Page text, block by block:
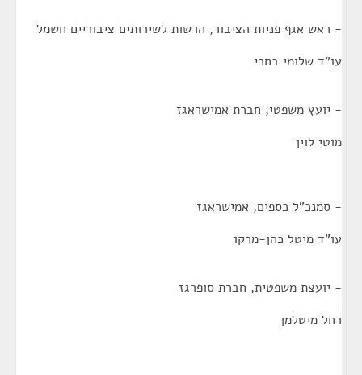
- ראש אגף פניות הציבור, הרשות לשירותים ציבוריים חשמל
עו"ד שלומי בחרי
- יועץ משפטי, חברת אמישראגז
מוטי לוין
- סמנכ"ל כספים, אמישראגז
עו"ד מיטל כהן-מרקו
- יועצת משפטית, חברת סופרגז
רחל מיטלמן